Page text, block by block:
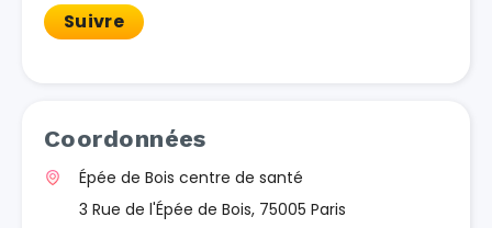
Suivre
Coordonnées
Épée de Bois centre de santé
3 Rue de l'Épée de Bois, 75005 Paris